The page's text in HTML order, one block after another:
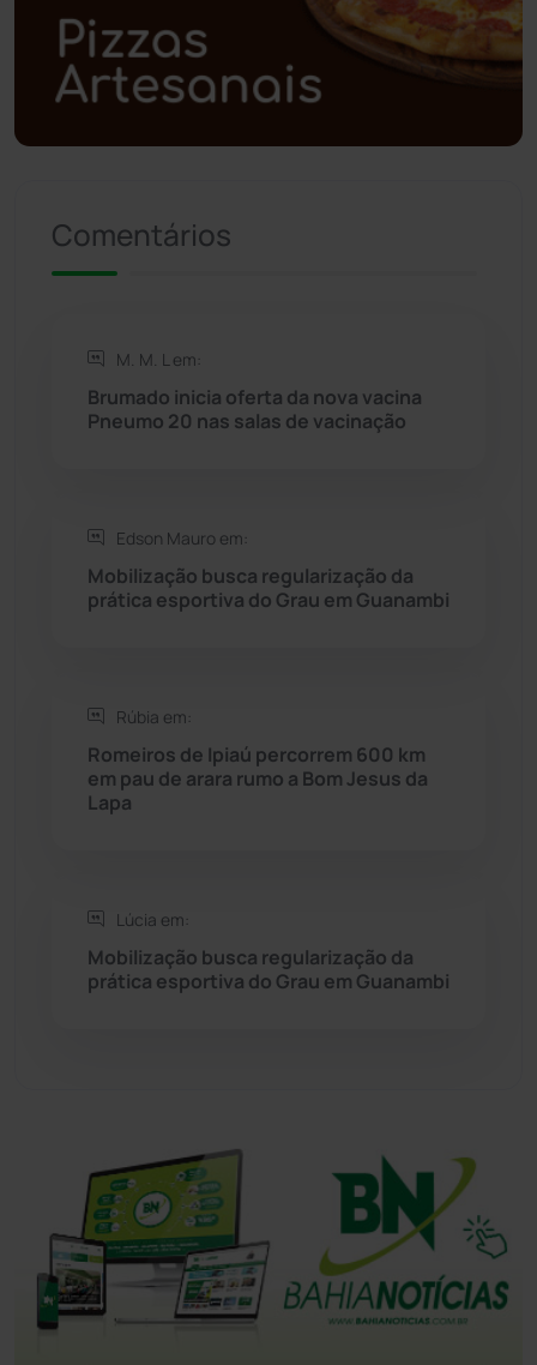
Polícia Militar (27)
Rio do Antônio
Saúde
Seabra (50)
Sítio do Mato
Sudoeste Baiano (1530)
Tanque Novo
Tecnologia (12)
Comentários
M. M. L em:
Brumado inicia oferta da nova vacina
Pneumo 20 nas salas de vacinação
Edson Mauro em:
Mobilização busca regularização da
prática esportiva do Grau em Guanambi
Rúbia em:
Romeiros de Ipiaú percorrem 600 km
em pau de arara rumo a Bom Jesus da
Lapa
Lúcia em:
Mobilização busca regularização da
prática esportiva do Grau em Guanambi